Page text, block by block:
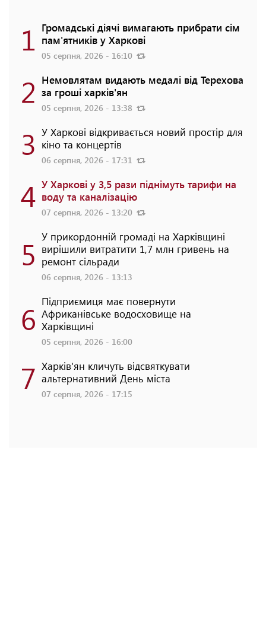
1 Громадські діячі вимагають прибрати сім
пам'ятників у Харкові
05 серпня, 2026 - 16:10
2 Немовлятам видають медалі від Терехова
за гроші харків'ян
05 серпня, 2026 - 13:38
3 У Харкові відкривається новий простір для
кіно та концертів
06 серпня, 2026 - 17:31
4 У Харкові у 3,5 рази піднімуть тарифи на
воду та каналізацію
07 серпня, 2026 - 13:20
5 У прикордонній громаді на Харківщині
вирішили витратити 1,7 млн гривень на
ремонт сільради
06 серпня, 2026 - 13:13
6 Підприємиця має повернути
Африканівське водосховище на
Харківщині
05 серпня, 2026 - 16:00
7 Харків'ян кличуть відсвяткувати
альтернативний День міста
07 серпня, 2026 - 17:15